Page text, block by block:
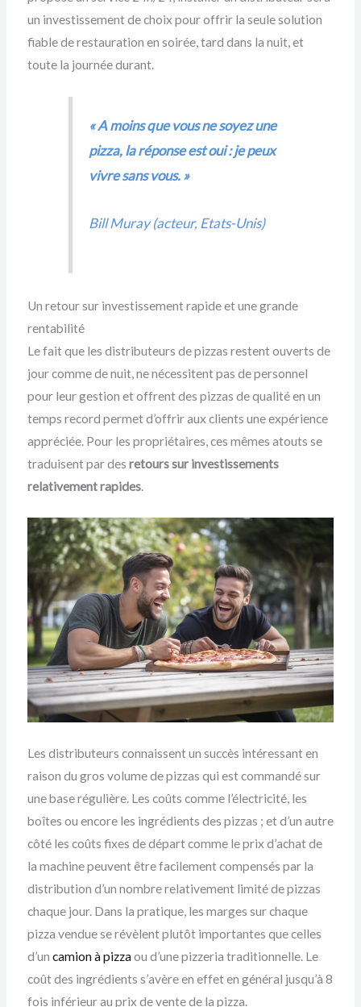
un investissement de choix pour offrir la seule solution
fiable de restauration en soirée, tard dans la nuit, et
toute la journée durant.
« A moins que vous ne soyez une
pizza, la réponse est oui : je peux
vivre sans vous. »
Bill Muray (acteur, Etats-Unis)
Un retour sur investissement rapide et une grande
rentabilité
Le fait que les distributeurs de pizzas restent ouverts de
jour comme de nuit, ne nécessitent pas de personnel
pour leur gestion et offrent des pizzas de qualité en un
temps record permet d’offrir aux clients une expérience
appréciée. Pour les propriétaires, ces mêmes atouts se
traduisent par des retours sur investissements
relativement rapides.
Les distributeurs connaissent un succès intéressant en
raison du gros volume de pizzas qui est commandé sur
une base régulière. Les coûts comme l’électricité, les
boîtes ou encore les ingrédients des pizzas ; et d’un autre
côté les coûts fixes de départ comme le prix d’achat de
la machine peuvent être facilement compensés par la
distribution d’un nombre relativement limité de pizzas
chaque jour. Dans la pratique, les marges sur chaque
pizza vendue se révèlent plutôt importantes que celles
d’un camion à pizzaou d’une pizzeria traditionnelle. Le
coût des ingrédients s’avère en effet en général jusqu’à 8
fois inférieur au prix de vente de la pizza.